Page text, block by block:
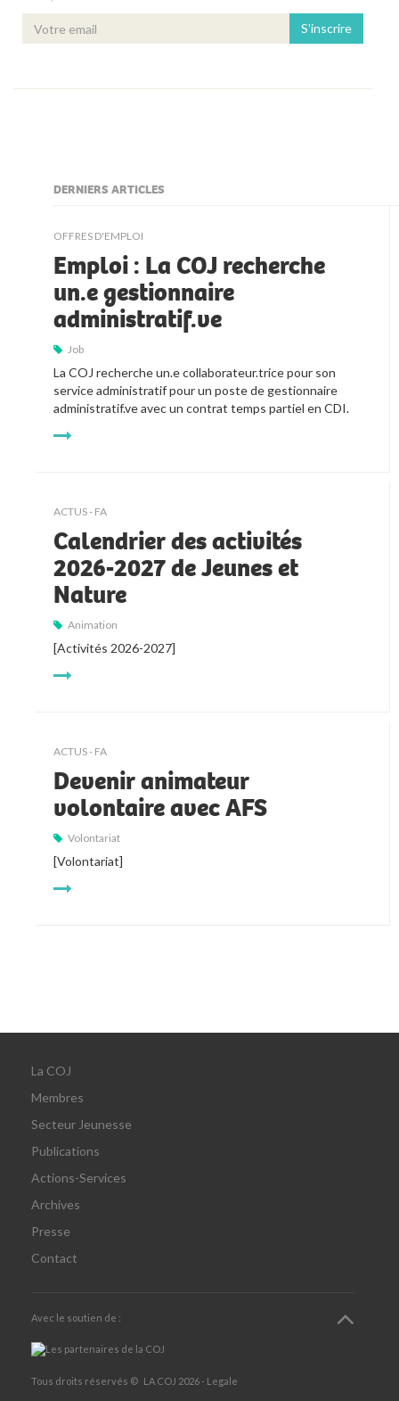
S'inscrire
DERNIERS ARTICLES
OFFRES D'EMPLOI
Emploi : La COJ recherche
un.e gestionnaire
administratif.ve
Job
La COJ recherche un.e collaborateur.trice pour son
service administratif pour un poste de gestionnaire
administratif.ve avec un contrat temps partiel en CDI.
ACTUS - FA
Calendrier des activités
2026-2027 de Jeunes et
Nature
Animation
[Activités 2026-2027]
ACTUS - FA
Devenir animateur
volontaire avec AFS
Volontariat
[Volontariat]
La COJ
Membres
Secteur Jeunesse
Publications
Actions-Services
Archives
Presse
Contact
Avec le soutien de :
Tous droits réservés © LA COJ 2026 - Legale